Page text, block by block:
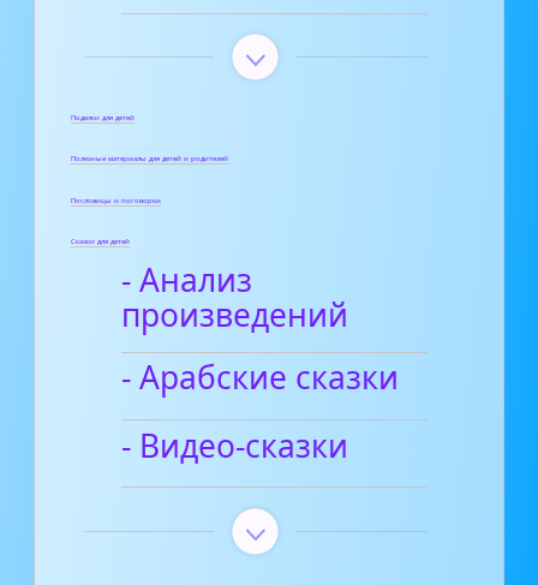
Поделки для детей
Полезные материалы для детей и родителей
Пословицы и поговорки
Сказки для детей
- Анализ
произведений
- Арабские сказки
- Видео-сказки